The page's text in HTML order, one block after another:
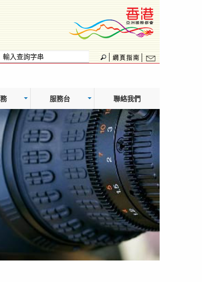
服務台 聯絡我們